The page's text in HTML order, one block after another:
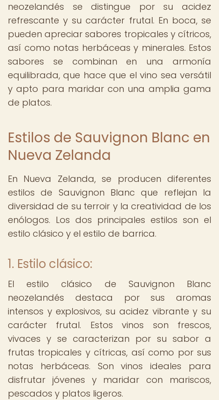
neozelandés se distingue por su acidez
refrescante y su carácter frutal. En boca, se
pueden apreciar sabores tropicales y cítricos,
así como notas herbáceas y minerales. Estos
sabores se combinan en una armonía
equilibrada, que hace que el vino sea versátil
y apto para maridar con una amplia gama
de platos.
Estilos de Sauvignon Blanc en
Nueva Zelanda
En Nueva Zelanda, se producen diferentes
estilos de Sauvignon Blanc que reflejan la
diversidad de su terroir y la creatividad de los
enólogos. Los dos principales estilos son el
estilo clásico y el estilo de barrica.
1. Estilo clásico:
El estilo clásico de Sauvignon Blanc
neozelandés destaca por sus aromas
intensos y explosivos, su acidez vibrante y su
carácter frutal. Estos vinos son frescos,
vivaces y se caracterizan por su sabor a
frutas tropicales y cítricas, así como por sus
notas herbáceas. Son vinos ideales para
disfrutar jóvenes y maridar con mariscos,
pescados y platos ligeros.